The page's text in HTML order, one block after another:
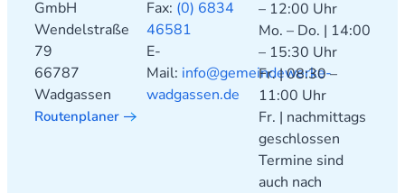
GmbH
Wendelstraße
79
66787
Wadgassen
Routenplaner
Fax: (0) 6834
46581
E-
Mail: info@gemeindewerke-
wadgassen.de
– 12:00 Uhr
Mo. – Do. | 14:00
– 15:30 Uhr
Fr. | 08:30 –
11:00 Uhr
Fr. | nachmittags
geschlossen
Termine sind
auch nach